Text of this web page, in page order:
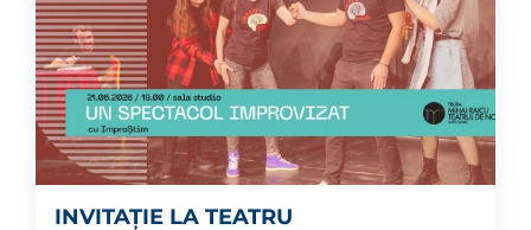
INVITAȚIE LA TEATRU